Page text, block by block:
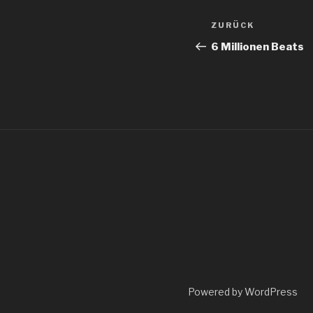
Vorheriger
Beitrag
ZURÜCK
6 Millionen Beats
Powered by WordPress